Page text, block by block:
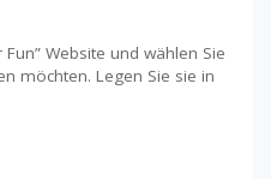
Website und wählen Sie
möchten. Legen Sie sie in